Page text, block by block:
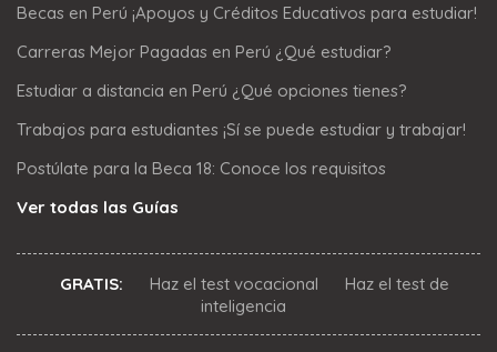
Becas en Perú ¡Apoyos y Créditos Educativos para estudiar!
Carreras Mejor Pagadas en Perú ¿Qué estudiar?
Estudiar a distancia en Perú ¿Qué opciones tienes?
Trabajos para estudiantes ¡Sí se puede estudiar y trabajar!
Postúlate para la Beca 18: Conoce los requisitos
Ver todas las Guías
GRATIS: Haz el test vocacional
Haz el test de
inteligencia